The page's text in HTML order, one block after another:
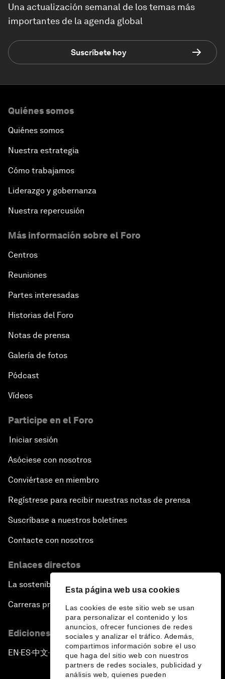
Esta página web usa cookies
Las cookies de este sitio web se usan
para personalizar el contenido y los
anuncios, ofrecer funciones de redes
sociales y analizar el tráfico. Además,
compartimos información sobre el uso
que haga del sitio web con nuestros
partners de redes sociales, publicidad y
análisis web, quienes pueden
Una actualización semanal de los temas más
importantes de la agenda global
Suscríbete hoy
Quiénes somos
Quiénes somos
Nuestra estrategia
Cómo trabajamos
Liderazgo y gobernanza
Nuestra repercusión
Más información sobre el Foro
Centros
Reuniones
Partes interesadas
Historias del Foro
Notas de prensa
Galería de fotos
Pódcast
Vídeos
Participe en el Foro
Iniciar sesión
Asóciese con nosotros
Conviértase en miembro
Regístrese para recibir nuestras notas de prensa
Suscríbase a nuestros boletines
Contacte con nosotros
Enlaces directos
La sostenibilidad en el Foro
Carreras profesionales
Ediciones en otros idiomas
EN ▪ES▪中文▪ 日本語